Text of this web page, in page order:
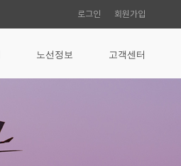
로그인 회원가입
노선정보 고객센터